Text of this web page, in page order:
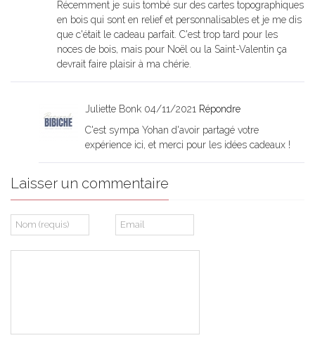
Récemment je suis tombé sur des cartes topographiques
en bois qui sont en relief et personnalisables et je me dis
que c'était le cadeau parfait. C'est trop tard pour les
noces de bois, mais pour Noël ou la Saint-Valentin ça
devrait faire plaisir à ma chérie.
Juliette Bonk 04/11/2021 Répondre
C'est sympa Yohan d'avoir partagé votre
expérience ici, et merci pour les idées cadeaux !
Laisser un commentaire